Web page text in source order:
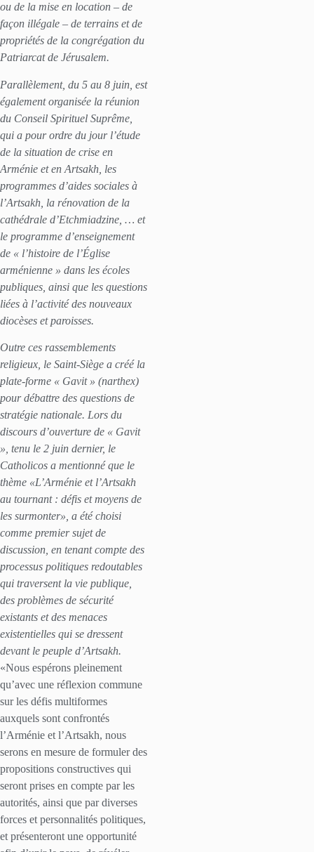
ou de la mise en location – de
façon illégale – de terrains et de
propriétés de la congrégation du
Patriarcat de Jérusalem.
Parallèlement, du 5 au 8 juin, est
également organisée la réunion
du Conseil Spirituel Suprême,
qui a pour ordre du jour l’étude
de la situation de crise en
Arménie et en Artsakh, les
programmes d’aides sociales à
l’Artsakh, la rénovation de la
cathédrale d’Etchmiadzine, … et
le programme d’enseignement
de « l’histoire de l’Église
arménienne » dans les écoles
publiques, ainsi que les questions
liées à l’activité des nouveaux
diocèses et paroisses.
Outre ces rassemblements
religieux, le Saint-Siège a créé la
plate-forme « Gavit » (narthex)
pour débattre des questions de
stratégie nationale. Lors du
discours d’ouverture de « Gavit
», tenu le 2 juin dernier, le
Catholicos a mentionné que le
thème «L’Arménie et l’Artsakh
au tournant : défis et moyens de
les surmonter», a été choisi
comme premier sujet de
discussion, en tenant compte des
processus politiques redoutables
qui traversent la vie publique,
des problèmes de sécurité
existants et des menaces
existentielles qui se dressent
devant le peuple d’Artsakh.
«Nous espérons pleinement
qu’avec une réflexion commune
sur les défis multiformes
auxquels sont confrontés
l’Arménie et l’Artsakh, nous
serons en mesure de formuler des
propositions constructives qui
seront prises en compte par les
autorités, ainsi que par diverses
forces et personnalités politiques,
et présenteront une opportunité